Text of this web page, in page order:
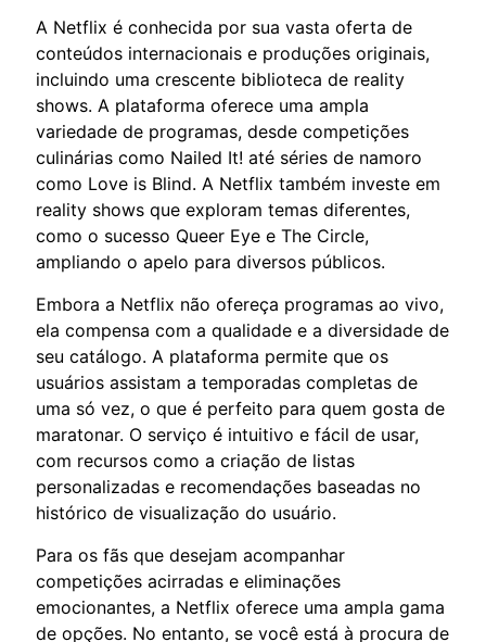
A Netflix é conhecida por sua vasta oferta de
conteúdos internacionais e produções originais,
incluindo uma crescente biblioteca de reality
shows. A plataforma oferece uma ampla
variedade de programas, desde competições
culinárias como Nailed It! até séries de namoro
como Love is Blind. A Netflix também investe em
reality shows que exploram temas diferentes,
como o sucesso Queer Eye e The Circle,
ampliando o apelo para diversos públicos.
Embora a Netflix não ofereça programas ao vivo,
ela compensa com a qualidade e a diversidade de
seu catálogo. A plataforma permite que os
usuários assistam a temporadas completas de
uma só vez, o que é perfeito para quem gosta de
maratonar. O serviço é intuitivo e fácil de usar,
com recursos como a criação de listas
personalizadas e recomendações baseadas no
histórico de visualização do usuário.
Para os fãs que desejam acompanhar
competições acirradas e eliminações
emocionantes, a Netflix oferece uma ampla gama
de opções. No entanto, se você está à procura de